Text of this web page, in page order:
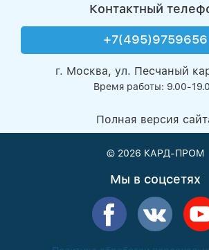
Контактный
+7(495)9759656
г. Москва, ул. Песчаный
Время работы: 9.00-
Полная версия
© 2026 КАРД-ПРОМ
Мы в соцсетях